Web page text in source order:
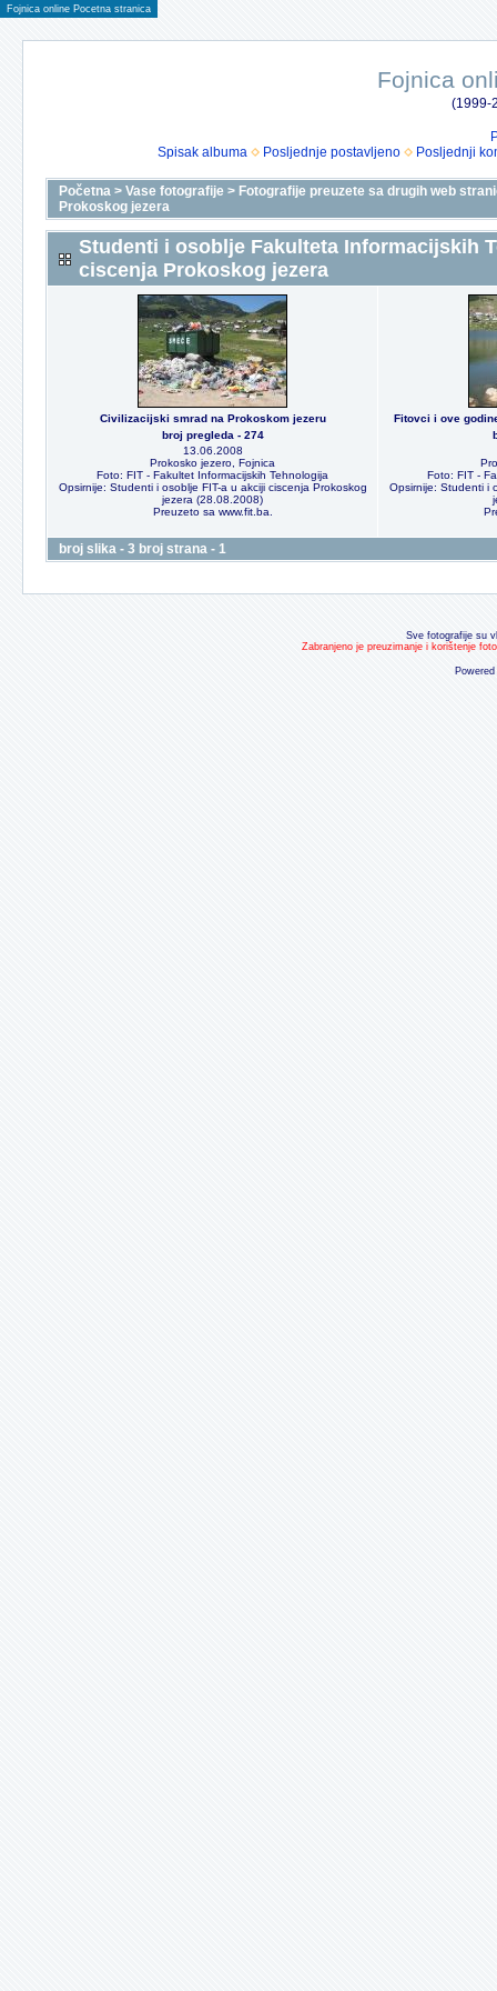
Fojnica online Pocetna stranica
Fojnica
(1999-
Spisak albuma
Posljednje postavljeno Posljednji
Početna > Vase fotografije > Fotografije preuzete sa drugih web
Prokoskog jezera
Studenti i osoblje Fakulteta Informacijskih
ciscenja Prokoskog jezera
Civilizacijski smrad na Prokoskom jezeru
broj pregleda - 274
13.06.2008
Prokosko jezero, Fojnica
Foto: FIT - Fakultet Informacijskih Tehnologija
Opsirnije: Studenti i osoblje FIT-a u akciji ciscenja Prokoskog
jezera (28.08.2008)
Preuzeto sa www.fit.ba.
Fitovci i ove
Foto: FIT -
Opsirnije: Studenti i
broj slika - 3 broj strana - 1
Sve fotografije su
Zabranjeno je preuzimanje i korištenje